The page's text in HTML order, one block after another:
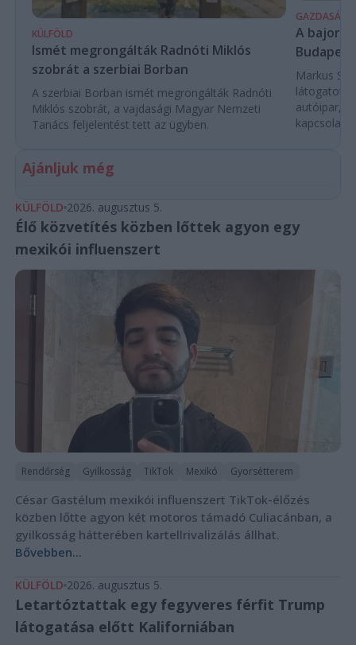
KÜLFÖLD
Ismét megrongálták Radnóti Miklós
szobrát a szerbiai Borban
A szerbiai Borban ismét megrongálták Radnóti
Miklós szobrát, a vajdasági Magyar Nemzeti
Tanács feljelentést tett az ügyben.
GAZDASÁG
A bajor
Markus
látogatott
autóipar,
Ajánljuk még
KÜLFÖLD 2026. augusztus 5.
Élő közvetítés közben lőttek agyon egy
mexikói influenszert
Rendőrség Gyilkosság TikTok Mexikó Gyorsétterem
César Gastélum mexikói influenszert TikTok-élőzés
közben lőtte agyon két motoros támadó Culiacánban, a
gyilkosság hátterében kartellrivalizálás állhat.
Bővebben...
KÜLFÖLD 2026. augusztus 5.
Letartóztattak egy fegyveres férfit Trump
látogatása előtt Kaliforniában